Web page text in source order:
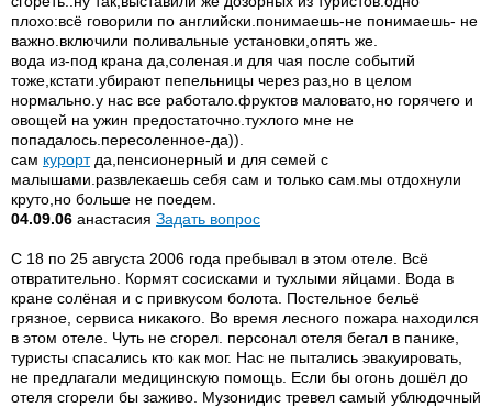
плохо:всё говорили по английски.понимаешь-не понимаешь- не
важно.включили поливальные установки,опять же.
вода из-под крана да,соленая.и для чая после событий
тоже,кстати.убирают пепельницы через раз,но в целом
нормально.у нас все работало.фруктов маловато,но горячего и
овощей на ужин предостаточно.тухлого мне не
попадалось.пересоленное-да)).
сам курортда,пенсионерный и для семей с
малышами.развлекаешь себя сам и только сам.мы отдохнули
круто,но больше не поедем.
04.09.06 анастасия Задать вопрос
С 18 по 25 августа 2006 года пребывал в этом отеле. Всё
отвратительно. Кормят сосисками и тухлыми яйцами. Вода в
кране солёная и с привкусом болота. Постельное бельё
грязное, сервиса никакого. Во время лесного пожара находился
в этом отеле. Чуть не сгорел. персонал отеля бегал в панике,
туристы спасались кто как мог. Нас не пытались эвакуировать,
не предлагали медицинскую помощь. Если бы огонь дошёл до
отеля сгорели бы заживо. Музонидис тревел самый ублюдочный